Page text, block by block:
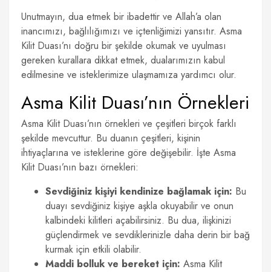
Unutmayın, dua etmek bir ibadettir ve Allah’a olan
inancımızı, bağlılığımızı ve içtenliğimizi yansıtır. Asma
Kilit Duası’nı doğru bir şekilde okumak ve uyulması
gereken kurallara dikkat etmek, dualarımızın kabul
edilmesine ve isteklerimize ulaşmamıza yardımcı olur.
Asma Kilit Duası’nın Örnekleri
Asma Kilit Duası’nın örnekleri ve çeşitleri birçok farklı
şekilde mevcuttur. Bu duanın çeşitleri, kişinin
ihtiyaçlarına ve isteklerine göre değişebilir. İşte Asma
Kilit Duası’nın bazı örnekleri:
Sevdiğiniz kişiyi kendinize bağlamak için: Bu
duayı sevdiğiniz kişiye aşkla okuyabilir ve onun
kalbindeki kilitleri açabilirsiniz. Bu dua, ilişkinizi
güçlendirmek ve sevdiklerinizle daha derin bir bağ
kurmak için etkili olabilir.
Maddi bolluk ve bereket için: Asma Kilit